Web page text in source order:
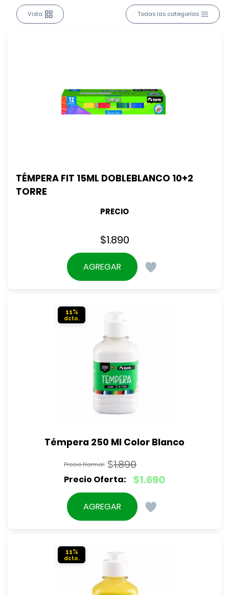
Vista Todas las categorías
TÉMPERA FIT 15ML DOBLEBLANCO 10+2
TORRE
PRECIO
$1.890
AGREGAR
11%
Témpera 250 Ml Color Blanco
$1.890
El
precio
original
$1.690
El
precio
actual
AGREGAR
11%